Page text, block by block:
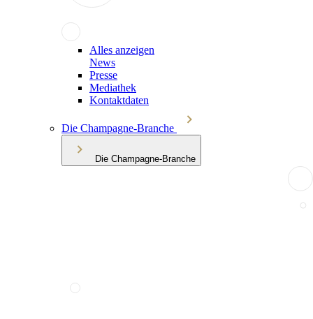
Alles anzeigen
News
Presse
Mediathek
Kontaktdaten
Die Champagne-Branche
Die Champagne-Branche